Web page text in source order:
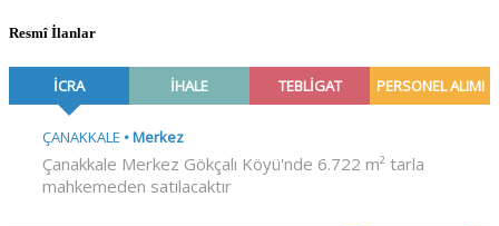
Resmî İlanlar